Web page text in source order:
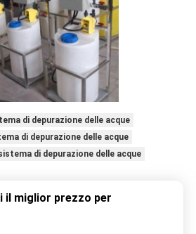
di depurazione delle acque
di depurazione delle acque
di depurazione delle acque
il miglior prezzo per